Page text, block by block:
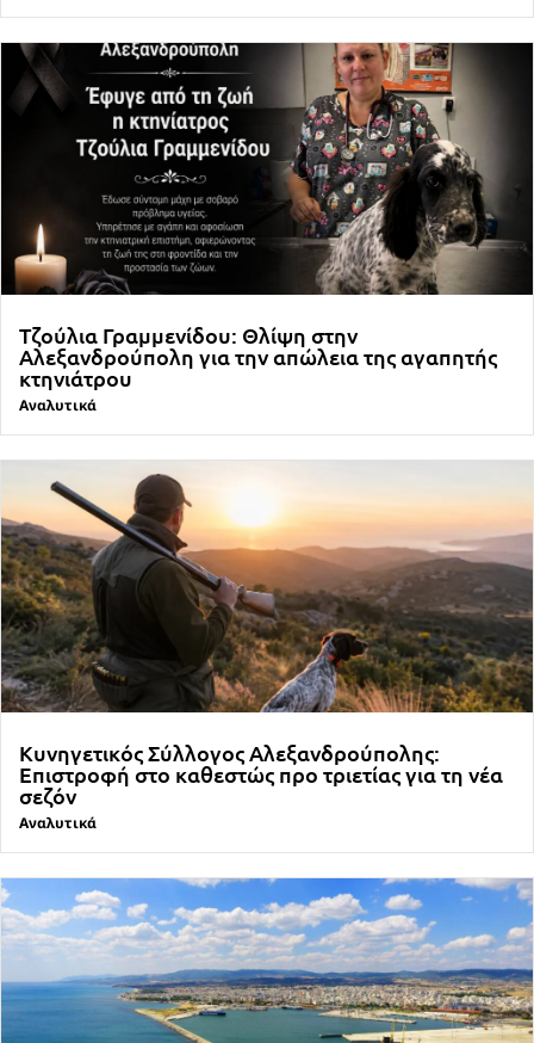
Τζούλια Γραμμενίδου: Θλίψη στην
Αλεξανδρούπολη για την απώλεια της αγαπητής
κτηνιάτρου
Αναλυτικά
Κυνηγετικός Σύλλογος Αλεξανδρούπολης:
Επιστροφή στο καθεστώς προ τριετίας για τη νέα
σεζόν
Αναλυτικά